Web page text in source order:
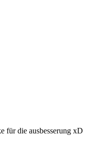
für die ausbesserung xD